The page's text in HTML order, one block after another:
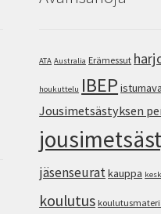
ATA Australia Erämessut
houkuttelu IBEP
Jousimetsästyksen
jäsenseuratkauppa
koulutus